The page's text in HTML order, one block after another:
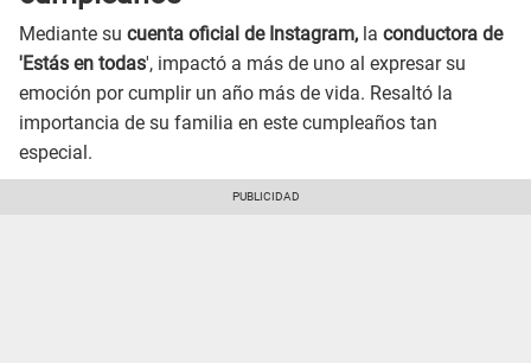
Mediante su cuenta oficial de Instagram, la conductora de
'Estás en todas', impactó a más de uno al expresar su
emoción por cumplir un año más de vida. Resaltó la
importancia de su familia en este cumpleaños tan
especial.